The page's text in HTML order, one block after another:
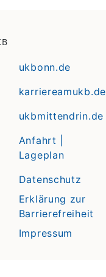
ukbonn.de
karriereamukb.de
ukbmittendrin.de
Anfahrt |
Lageplan
Datenschutz
Erklärung zur
Barrierefreiheit
Impressum